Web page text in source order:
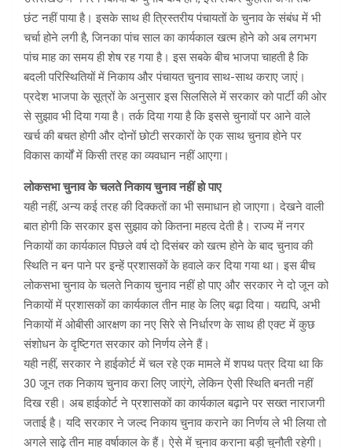
छंट नहीं पाया है। इसके साथ ही त्रिस्तरीय पंचायतों के चुनाव के संबंध में भी
चर्चा होने लगी है, जिनका पांच साल का कार्यकाल खत्म होने को अब लगभग
पांच माह का समय ही शेष रह गया है। इस सबके बीच भाजपा चाहती है कि
बदली परिस्थितियों में निकाय और पंचायत चुनाव साथ-साथ कराए जाएं।
प्रदेश भाजपा के सूत्रों के अनुसार इस सिलसिले में सरकार को पार्टी की ओर
से सुझाव भी दिया गया है। तर्क दिया गया है कि इससे चुनावों पर आने वाले
खर्च की बचत होगी और दोनों छोटी सरकारों के एक साथ चुनाव होने पर
विकास कार्यों में किसी तरह का व्यवधान नहीं आएगा।
लोकसभा चुनाव के चलते निकाय चुनाव नहीं हो पाए
यही नहीं, अन्य कई तरह की दिक्कतों का भी समाधान हो जाएगा। देखने वाली
बात होगी कि सरकार इस सुझाव को कितना महत्व देती है। राज्य में नगर
निकायों का कार्यकाल पिछले वर्ष दो दिसंबर को खत्म होने के बाद चुनाव की
स्थिति न बन पाने पर इन्हें प्रशासकों के हवाले कर दिया गया था। इस बीच
लोकसभा चुनाव के चलते निकाय चुनाव नहीं हो पाए और सरकार ने दो जून को
निकायों में प्रशासकों का कार्यकाल तीन माह के लिए बढ़ा दिया। यद्यपि, अभी
निकायों में ओबीसी आरक्षण का नए सिरे से निर्धारण के साथ ही एक्ट में कुछ
संशोधन के दृष्टिगत सरकार को निर्णय लेने हैं।
यही नहीं, सरकार ने हाईकोर्ट में चल रहे एक मामले में शपथ पत्र दिया था कि
30 जून तक निकाय चुनाव करा लिए जाएंगे, लेकिन ऐसी स्थिति बनती नहीं
दिख रही। अब हाईकोर्ट ने प्रशासकों का कार्यकाल बढ़ाने पर सख्त नाराजगी
जताई है। यदि सरकार ने जल्द निकाय चुनाव कराने का निर्णय ले भी लिया तो
अगले साढ़े तीन माह वर्षाकाल के हैं। ऐसे में चुनाव कराना बड़ी चुनौती रहेगी।